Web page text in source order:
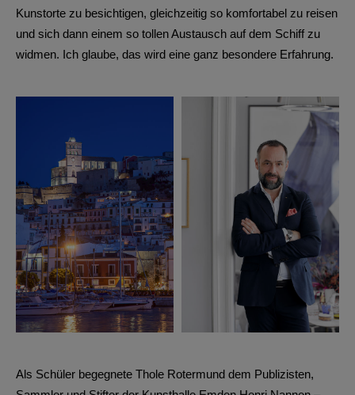
Kunstorte zu besichtigen, gleichzeitig so komfortabel zu reisen
und sich dann einem so tollen Austausch auf dem Schiff zu
widmen. Ich glaube, das wird eine ganz besondere Erfahrung.
Als Schüler begegnete Thole Rotermund dem Publizisten,